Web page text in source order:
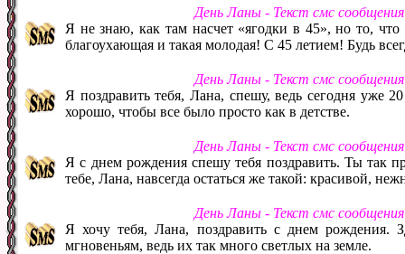
День Ланы - Текст смс
Я не знаю, как там насчет «ягодки в 45», но то,
благоухающая и такая молодая! С 45 летием! Будь
День Ланы - Текст смс
Я поздравить тебя, Лана, спешу, ведь сегодня уже
хорошо, чтобы все было просто как в детстве.
День Ланы - Текст смс
Я с днем рождения спешу тебя поздравить. Ты так
тебе, Лана, навсегда остаться же такой: красивой,
День Ланы - Текст смс
Я хочу тебя, Лана, поздравить с днем рождения.
мгновеньям, ведь их так много светлых на земле.